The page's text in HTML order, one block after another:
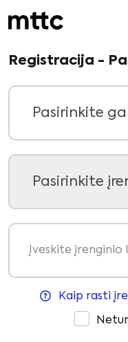
prie
turinio
Registracija -
Pasirinkite
Pasirinkite
Įveskite įrenginio
Kaip rasti